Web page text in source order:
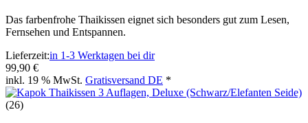
Das farbenfrohe Thaikissen eignet sich besonders gut zum Lesen,
Fernsehen und Entspannen.
Lieferzeit:in 1-3 Werktagen bei dir
99,90 €
inkl. 19 % MwSt. Gratisversand DE *
(26)